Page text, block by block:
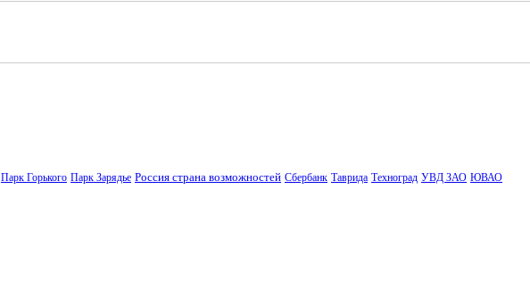
Парк Горького Парк Зарядье Россия страна возможностей Сбербанк Таврида Техноград УВД ЗАО ЮВАО